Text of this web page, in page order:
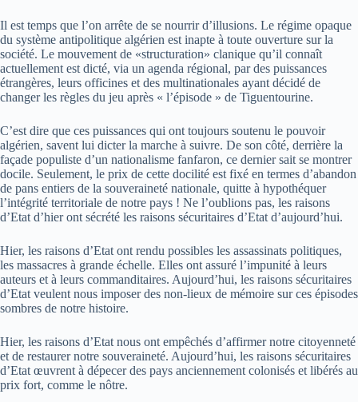
Il est temps que l’on arrête de se nourrir d’illusions. Le régime opaque
du système antipolitique algérien est inapte à toute ouverture sur la
société. Le mouvement de «structuration» clanique qu’il connaît
actuellement est dicté, via un agenda régional, par des puissances
étrangères, leurs officines et des multinationales ayant décidé de
changer les règles du jeu après « l’épisode » de Tiguentourine.
C’est dire que ces puissances qui ont toujours soutenu le pouvoir
algérien, savent lui dicter la marche à suivre. De son côté, derrière la
façade populiste d’un nationalisme fanfaron, ce dernier sait se montrer
docile. Seulement, le prix de cette docilité est fixé en termes d’abandon
de pans entiers de la souveraineté nationale, quitte à hypothéquer
l’intégrité territoriale de notre pays ! Ne l’oublions pas, les raisons
d’Etat d’hier ont sécrété les raisons sécuritaires d’Etat d’aujourd’hui.
Hier, les raisons d’Etat ont rendu possibles les assassinats politiques,
les massacres à grande échelle. Elles ont assuré l’impunité à leurs
auteurs et à leurs commanditaires. Aujourd’hui, les raisons sécuritaires
d’Etat veulent nous imposer des non-lieux de mémoire sur ces épisodes
sombres de notre histoire.
Hier, les raisons d’Etat nous ont empêchés d’affirmer notre citoyenneté
et de restaurer notre souveraineté. Aujourd’hui, les raisons sécuritaires
d’Etat œuvrent à dépecer des pays anciennement colonisés et libérés au
prix fort, comme le nôtre.